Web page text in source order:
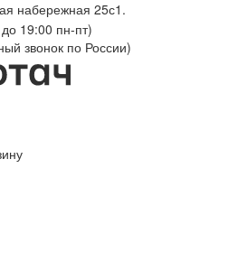
набережная 25с1.
19:00 пн-пт)
звонок по России)